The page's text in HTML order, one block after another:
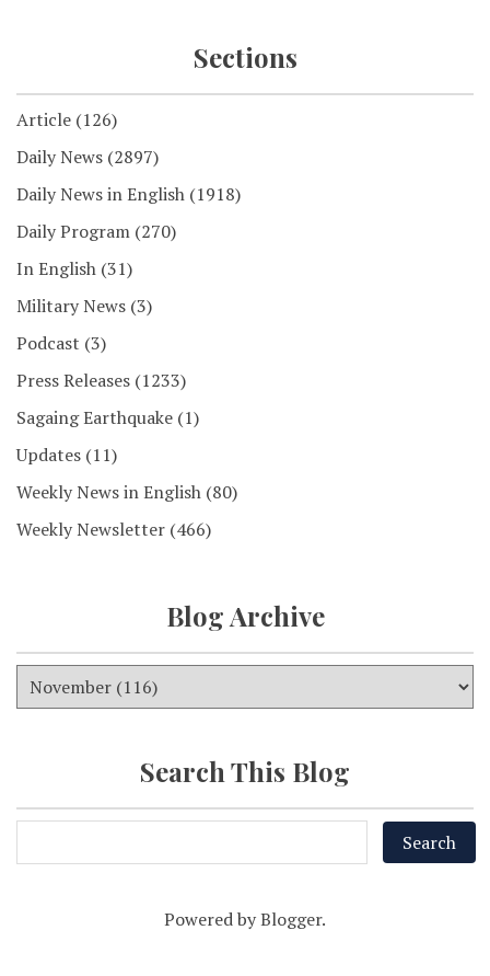
Sections
Article (126)
Daily News (2897)
Daily News in English (1918)
Daily Program (270)
In English (31)
Military News (3)
Podcast (3)
Press Releases (1233)
Sagaing Earthquake (1)
Updates (11)
Weekly News in English (80)
Weekly Newsletter (466)
Blog Archive
Search This Blog
Powered byBlogger.